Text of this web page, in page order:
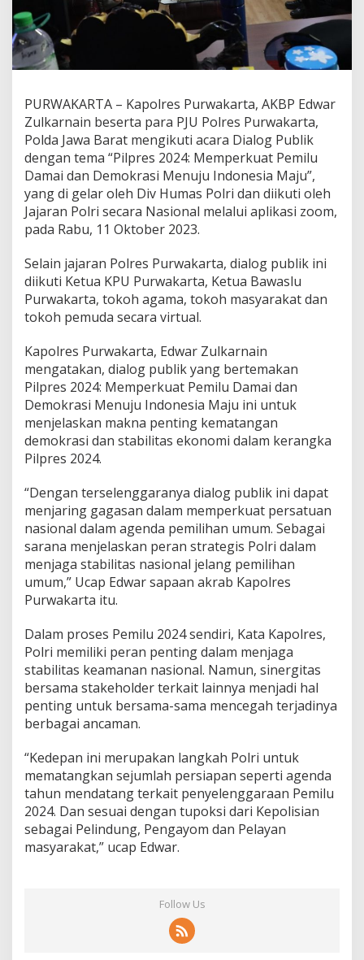
PURWAKARTA – Kapolres Purwakarta, AKBP Edwar
Zulkarnain beserta para PJU Polres Purwakarta,
Polda Jawa Barat mengikuti acara Dialog Publik
dengan tema “Pilpres 2024: Memperkuat Pemilu
Damai dan Demokrasi Menuju Indonesia Maju”,
yang di gelar oleh Div Humas Polri dan diikuti oleh
Jajaran Polri secara Nasional melalui aplikasi zoom,
pada Rabu, 11 Oktober 2023.
Selain jajaran Polres Purwakarta, dialog publik ini
diikuti Ketua KPU Purwakarta, Ketua Bawaslu
Purwakarta, tokoh agama, tokoh masyarakat dan
tokoh pemuda secara virtual.
Kapolres Purwakarta, Edwar Zulkarnain
mengatakan, dialog publik yang bertemakan
Pilpres 2024: Memperkuat Pemilu Damai dan
Demokrasi Menuju Indonesia Maju ini untuk
menjelaskan makna penting kematangan
demokrasi dan stabilitas ekonomi dalam kerangka
Pilpres 2024.
“Dengan terselenggaranya dialog publik ini dapat
menjaring gagasan dalam memperkuat persatuan
nasional dalam agenda pemilihan umum. Sebagai
sarana menjelaskan peran strategis Polri dalam
menjaga stabilitas nasional jelang pemilihan
umum,” Ucap Edwar sapaan akrab Kapolres
Purwakarta itu.
Dalam proses Pemilu 2024 sendiri, Kata Kapolres,
Polri memiliki peran penting dalam menjaga
stabilitas keamanan nasional. Namun, sinergitas
bersama stakeholder terkait lainnya menjadi hal
penting untuk bersama-sama mencegah terjadinya
berbagai ancaman.
“Kedepan ini merupakan langkah Polri untuk
mematangkan sejumlah persiapan seperti agenda
tahun mendatang terkait penyelenggaraan Pemilu
2024. Dan sesuai dengan tupoksi dari Kepolisian
sebagai Pelindung, Pengayom dan Pelayan
masyarakat,” ucap Edwar.
Follow Us